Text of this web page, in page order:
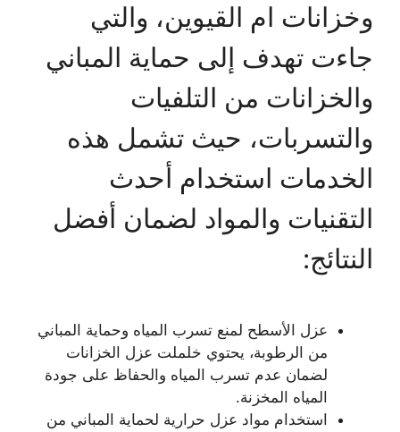
وخزانات ام القيوين، والتي
جاءت تهدف إلى حماية المباني
والخزانات من التلفيات
والتسربات، حيث تشمل هذه
الخدمات استخدام أحدث
التقنيات والمواد لضمان أفضل
النتائج:
عزل الأسطح لمنع تسرب المياه وحماية المباني
من الرطوبة، يحتوي خلملت عزل الخزانات
لضمان عدم تسرب المياه والحفاظ على جودة
المياه المخزنة.
استخدام مواد عزل حرارية لحماية المباني من